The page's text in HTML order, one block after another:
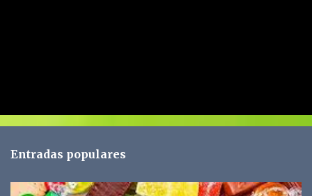
n
r
Entradas populares